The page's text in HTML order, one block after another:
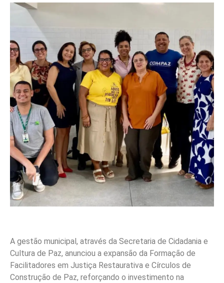
A gestão municipal, através da Secretaria de Cidadania e
Cultura de Paz, anunciou a expansão da Formação de
Facilitadores em Justiça Restaurativa e Círculos de
Construção de Paz, reforçando o investimento na